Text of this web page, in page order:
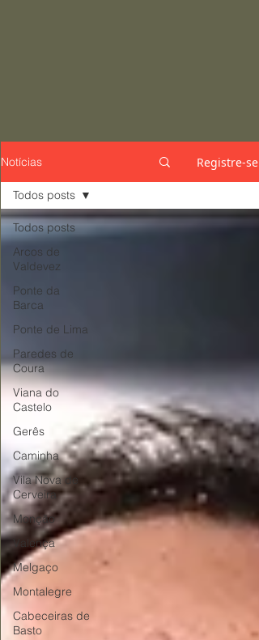
Notícias Registre-se
Todos posts
Arcos de
Valdevez
Ponte da
Barca
Ponte de Lima
Paredes de
Coura
Viana do
Castelo
Gerês
Caminha
Vila Nova de
Cerveira
Monção
Valença
Melgaço
Montalegre
Cabeceiras de
Basto
Todos posts